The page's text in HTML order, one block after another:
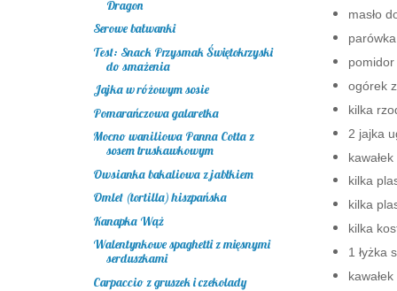
masło
parówka
pomidor
ogórek
kilka
2 jajka
kilka
kilka
kilka
1 łyżka
Dragon
Serowe bałwanki
Test: Snack Przysmak Świętokrzyski
do smażenia
Jajka w różowym sosie
Pomarańczowa galaretka
Mocno waniliowa Panna Cotta z
sosem truskawkowym
Owsianka bakaliowa z jabłkiem
Omlet (tortilla) hiszpańska
Kanapka Wąż
Walentynkowe spaghetti z mięsnymi
serduszkami
Carpaccio z gruszek i czekolady